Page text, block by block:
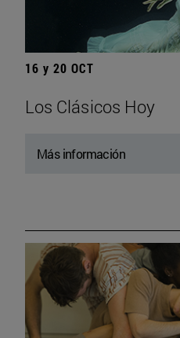
16 y 20 OCT
Los Clásicos Hoy
Más información